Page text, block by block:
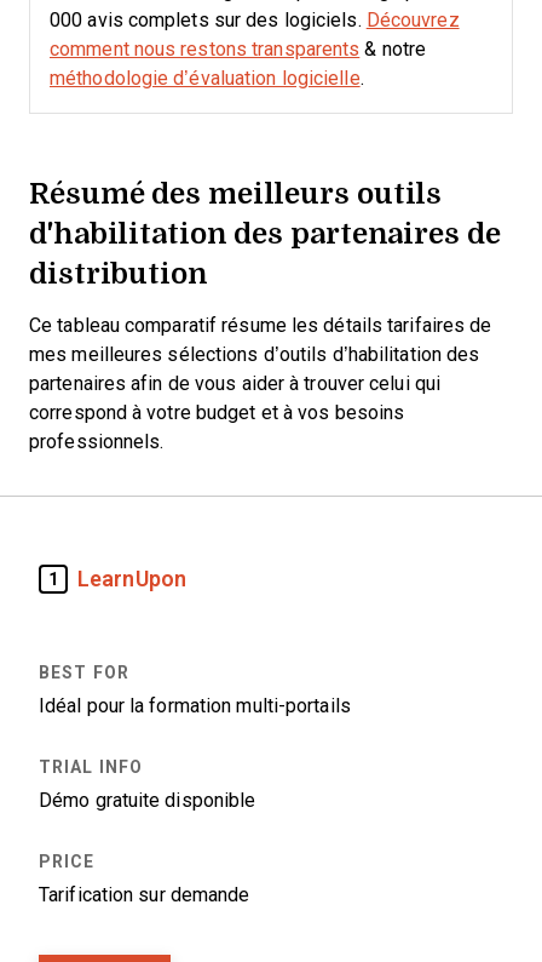
000 avis complets sur des logiciels. Découvrez
comment nous restons transparents & notre
méthodologie d’évaluation logicielle.
Résumé des meilleurs outils
d'habilitation des partenaires de
distribution
Ce tableau comparatif résume les détails tarifaires de
mes meilleures sélections d’outils d’habilitation des
partenaires afin de vous aider à trouver celui qui
correspond à votre budget et à vos besoins
professionnels.
1 LearnUpon
Idéal pour la formation multi-portails
Démo gratuite disponible
Tarification sur demande